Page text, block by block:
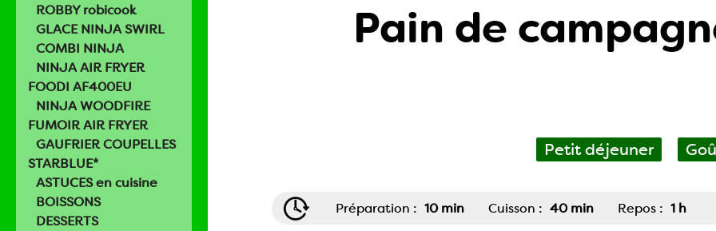
ROBBY robicook
GLACE NINJA SWIRL
COMBI NINJA
NINJA AIR FRYER
FOODI AF400EU
NINJA WOODFIRE
FUMOIR AIR FRYER
GAUFRIER COUPELLES
STARBLUE*
ASTUCES en cuisine
BOISSONS
DESSERTS
Pain de
Petit déjeuner
Préparation : 10 min Cuisson : 40 min Repos : 1 h